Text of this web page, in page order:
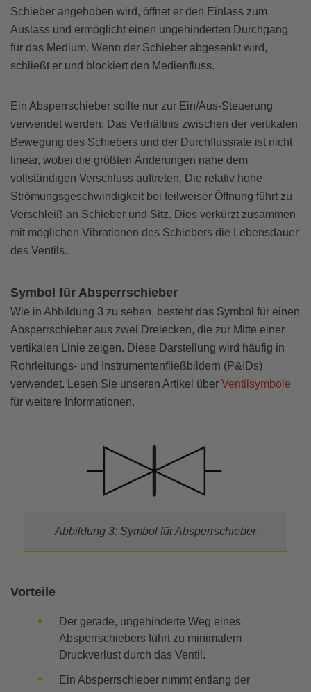
Schieber angehoben wird, öffnet er den Einlass zum
Auslass und ermöglicht einen ungehinderten Durchgang
für das Medium. Wenn der Schieber abgesenkt wird,
schließt er und blockiert den Medienfluss.
Ein Absperrschieber sollte nur zur Ein/Aus-Steuerung
verwendet werden. Das Verhältnis zwischen der vertikalen
Bewegung des Schiebers und der Durchflussrate ist nicht
linear, wobei die größten Änderungen nahe dem
vollständigen Verschluss auftreten. Die relativ hohe
Strömungsgeschwindigkeit bei teilweiser Öffnung führt zu
Verschleiß an Schieber und Sitz. Dies verkürzt zusammen
mit möglichen Vibrationen des Schiebers die Lebensdauer
des Ventils.
Symbol für Absperrschieber
Wie in Abbildung 3 zu sehen, besteht das Symbol für einen
Absperrschieber aus zwei Dreiecken, die zur Mitte einer
vertikalen Linie zeigen. Diese Darstellung wird häufig in
Rohrleitungs- und Instrumentenfließbildern (P&IDs)
verwendet. Lesen Sie unseren Artikel über Ventilsymbole
für weitere Informationen.
Abbildung 3: Symbol für Absperrschieber
Vorteile
Der gerade, ungehinderte Weg eines
Absperrschiebers führt zu minimalem
Druckverlust durch das Ventil.
Ein Absperrschieber nimmt entlang der